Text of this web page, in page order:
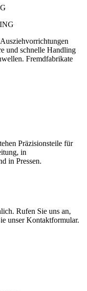
und schnelle Handling
Fremdfabrikate
Präzisionsteile für
in
in Pressen.
Rufen Sie uns an,
unser Kontaktformular.